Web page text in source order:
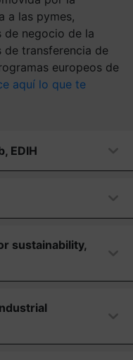
a las pymes,
de negocio de la
de transferencia de
europeos de
aquí lo que te
EDIH
sustainability,